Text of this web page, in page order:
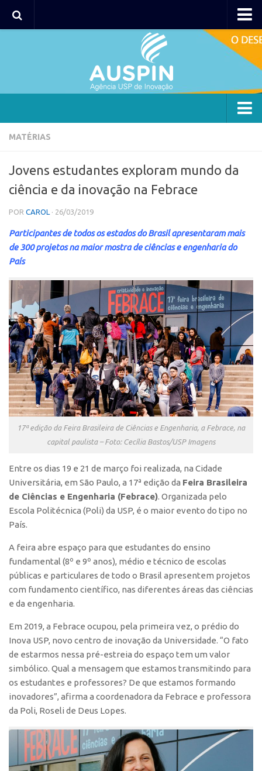
Agência
Coordenação
Polos
Polo Capital
Polo Lorena
Polo Ribeirão Preto
Programas
Bolsa Empreendedorismo
Bolsa Startup USP
PGI-USP
Conexão USP
Conexão Inter-USP
Leis e Normas
Portal do Inventor
Inteligência Competitiva
Editais
Pesquisa na USP
EMBRAPIIs
CPEs
INCTs
PRPI/USP
Comunicação
Eventos
Agenda AUSPIN
Fala Inovação
Premiações
Edição 2025
Edição 2021
MATÉRIAS
Jovens estudantes exploram mundo da
ciência e da inovação na Febrace
POR CAROL · 26/03/2019
Participantes de todos os estados do Brasil apresentaram mais
de 300 projetos na maior mostra de ciências e engenharia do
País
17ª edição da Feira Brasileira de Ciências e Engenharia, a Febrace, na
capital paulista – Foto: Cecília Bastos/USP Imagens
Entre os dias 19 e 21 de março foi realizada, na Cidade
Universitária, em São Paulo, a 17ª edição da Feira Brasileira
de Ciências e Engenharia (Febrace). Organizada pelo
Escola Politécnica (Poli) da USP, é o maior evento do tipo no
País.
A feira abre espaço para que estudantes do ensino
fundamental (8º e 9º anos), médio e técnico de escolas
públicas e particulares de todo o Brasil apresentem projetos
com fundamento científico, nas diferentes áreas das ciências
e da engenharia.
Em 2019, a Febrace ocupou, pela primeira vez, o prédio do
Inova USP, novo centro de inovação da Universidade. “O fato
de estarmos nessa pré-estreia do espaço tem um valor
simbólico. Qual a mensagem que estamos transmitindo para
os estudantes e professores? De que estamos formando
inovadores”, afirma a coordenadora da Febrace e professora
da Poli, Roseli de Deus Lopes.